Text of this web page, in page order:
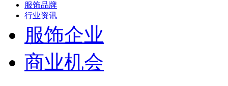
服饰品牌
行业资讯
服饰企业
商业机会